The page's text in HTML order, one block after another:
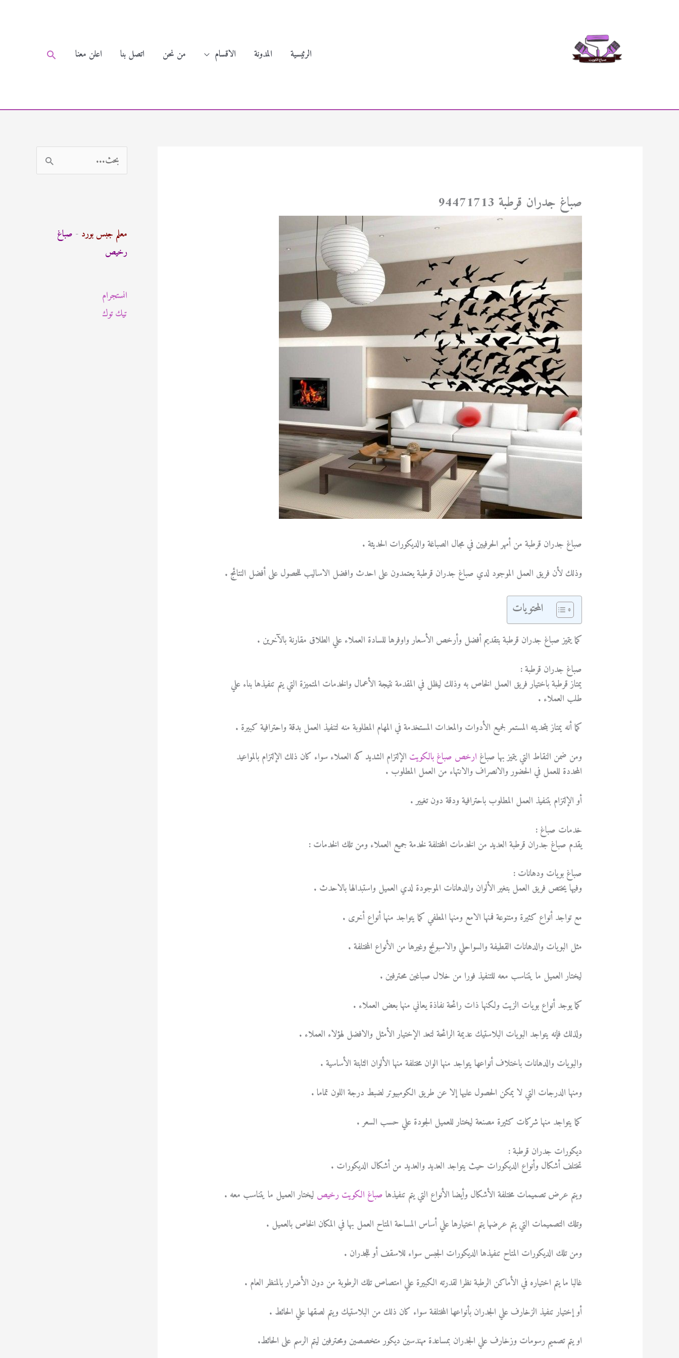
الرئيسية
المدونة الاقسام من نحن اتصل بنا اعلن معنا البحث
صباغ جدران قرطبة 94471713
صباغ جدران قرطبة من أمهر الحرفيين في مجال الصباغة والديكورات الحديثة .
وذلك لأن فريق العمل الموجود لدي صباغ جدران قرطبة يعتمدون على احدث وافضل الاساليب للحصول على أفضل النتائج .
المحتويات
كما يتميز صباغ جدران قرطبة بتقديم أفضل وأرخص الأسعار واوفرها للسادة العملاء علي الطلاق مقارنة بالآخرين .
صباغ جدران قرطبة :
يمتاز قرطبة باختيار فريق العمل الخاص به وذلك ليظل في المقدمة نتيجة الأعمال والخدمات المتميزة التي يتم تنفيذها بناء علي
طلب العملاء .
كما أنه يمتاز بتحديثه المستمر لجميع الأدوات والمعدات المستخدمة في المهام المطلوبة منه لتنفيذ العمل بدقة واحترافية كبيرة .
ومن ضمن النقاط التي يتميز بها صباغ ارخص صباغ بالكويت الإلتزام الشديد كه العملاء سواء كان ذلك الإلتزام بالمواعيد
المحددة للعمل في الحضور والانصراف والانتهاء من العمل المطلوب .
أو الإلتزام بتنفيذ العمل المطلوب باحترافية ودقة دون تغيير .
خدمات صباغ :
يقدم صباغ جدران قرطبة العديد من الخدمات المختلفة لخدمة جميع العملاء ومن تلك الخدمات :
صباغ بويات ودهانات :
وفيها يختص فريق العمل بتغير الألوان والدهانات الموجودة لدي العميل واستبدالها بالاحدث .
مع تواجد أنواع كثيرة ومتنوعة فمنها الامع ومنها المطفي كما يتواجد منها أنواع أخرى .
مثل البويات والدهانات القطيفة والسواحلي والاسبونج وغيرها من الأنواع المختلفة .
ليختار العميل ما يتناسب معه للتنفيذ فورا من خلال صباغين محترفين .
كما يوجد أنواع بويات الزيت ولكنها ذات رائحة نفاذة يعاني منها بعض العملاء .
ولذلك فإنه يتواجد البويات البلاستيك عديمة الرائحة لتعد الإختيار الأمثل والافضل لهؤلاء العملاء .
والبويات والدهانات باختلاف أنواعها يتواجد منها الوان مختلفة منها الألوان الثابتة الأساسية .
ومنها الدرجات التي لا يمكن الحصول عليها إلا عن طريق الكومبيوتر لضبط درجة اللون تماما .
كما يتواجد منها شركات كثيرة مصنعة ليختار للعميل الجودة علي حسب السعر .
ديكورات جدران قرطبة :
تختلف أشكال وأنواع الديكورات حيث يتواجد العديد والعديد من أشكال الديكورات .
ويتم عرض تصميمات مختلفة الأشكال وأيضا الأنواع التي يتم تنفيذهاصباغ الكويت رخيص ليختار العميل ما يتناسب معه .
وتلك التصميمات التي يتم عرضها يتم اختيارها علي أساس المساحة المتاح العمل بها في المكان الخاص بالعميل .
ومن تلك الديكورات المتاح تنفيذها الديكورات الجبس سواء للاسقف أو للجدران .
غالبا ما يتم اختياره في الأماكن الرطبة نظرا لقدرته الكبيرة علي امتصاص تلك الرطوبة من دون الأضرار بالمنظر العام .
أو إختيار تنفيذ الزخارف علي الجدران بأنواعها المختلفة سواء كان ذلك من البلاستيك ويتم لصقها علي الحائط .
او يتم تصميم رسومات وزخارف علي الجدران بمساعدة مهندسين ديكور متخصصين ومحترفين ليتم الرسم على الحائط.
ل
معلم جبس بورد - صباغ
رخيص
انستجرام
تيك توك